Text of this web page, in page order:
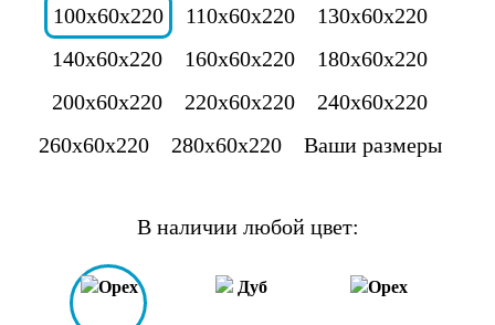
100x60x220 110x60x220
130x60x220
140x60x220
160x60x220
180x60x220
200x60x220
220x60x220
240x60x220
260x60x220
280x60x220 Ваши размеры
В наличии любой цвет: